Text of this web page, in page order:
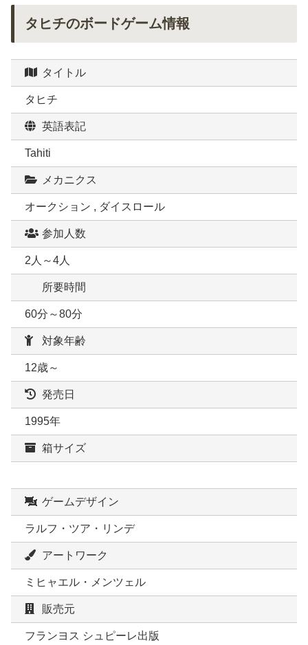
タヒチのボードゲーム情報
タイトル
タヒチ
英語表記
Tahiti
メカニクス
オークション , ダイスロール
参加人数
2人～4人
所要時間
60分～80分
対象年齢
12歳～
発売日
1995年
箱サイズ
ゲームデザイン
ラルフ・ツア・リンデ
アートワーク
ミヒャエル・メンツェル
販売元
フランヨス シュピーレ出版